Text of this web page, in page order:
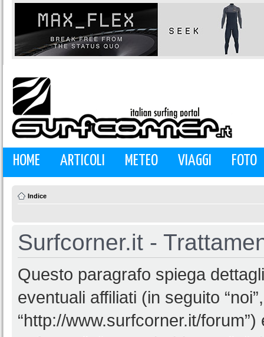
HOME ARTICOLI METEO VIAGGI FOTO
Indice
Surfcorner.it -
Questo paragrafo spiega
eventuali affiliati (in seguito
“http://www.surfcorner.it/forum”)